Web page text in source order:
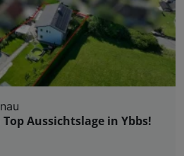
Aussichtslage in Ybbs!
Liste der Partner (Lieferanten)